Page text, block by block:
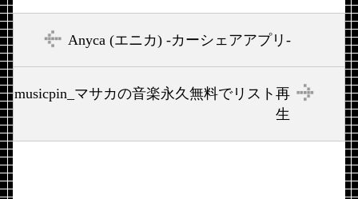
Anyca (エニカ) -カーシェアアプリ-
musicpin_マサカの音楽永久無料でリスト再
生